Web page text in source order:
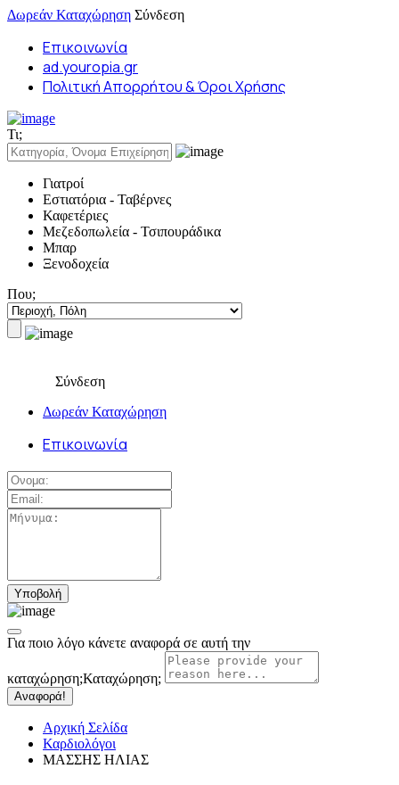
Δωρεάν Καταχώρηση Σύνδεση
Επικοινωνία
ad.youropia.gr
Πολιτική Απορρήτου & Όροι Χρήσης
Τι;
Γιατροί
Εστιατόρια - Ταβέρνες
Καφετέριες
Μεζεδοπωλεία - Τσιπουράδικα
Μπαρ
Ξενοδοχεία
Που;
Σύνδεση
Δωρεάν Καταχώρηση
Επικοινωνία
Για ποιο λόγο κάνετε αναφορά σε αυτή την
καταχώρηση;Καταχώρηση;
Αναφορά!
Αρχική Σελίδα
Καρδιολόγοι
ΜΑΣΣΗΣ ΗΛΙΑΣ